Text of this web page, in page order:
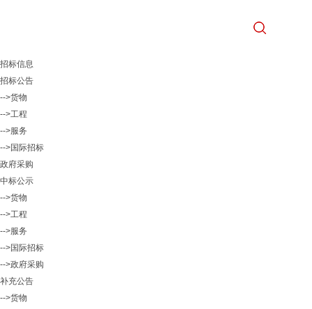
招标信息
招标公告
-->货物
-->工程
-->服务
-->国际招标
政府采购
中标公示
-->货物
-->工程
-->服务
-->国际招标
-->政府采购
补充公告
-->货物